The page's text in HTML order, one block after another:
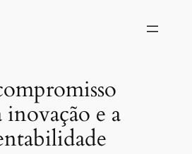
inovação e a